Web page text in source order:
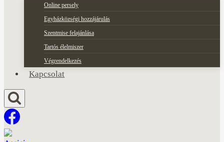
Online persely
Egyházközségi hozzájárulás
Szentmise felajánlása
Tartós élelmiszer
Végrendelkezés
Kapcsolat